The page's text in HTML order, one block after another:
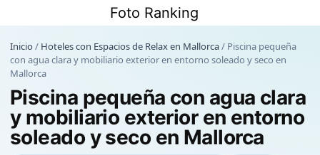
contenido
Foto Ranking
Inicio / Hoteles con Espacios de Relax en Mallorca/ Piscina pequeña
con agua clara y mobiliario exterior en entorno soleado y seco en
Mallorca
Piscina pequeña con agua clara
y mobiliario exterior en entorno
soleado y seco en Mallorca